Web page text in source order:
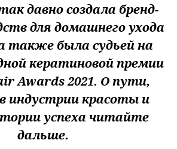
давно создала бренд-
для домашнего ухода
также была судьей на
кератиновой премии
Awards 2021. О пути,
индустрии красоты и
успеха читайте
дальше.